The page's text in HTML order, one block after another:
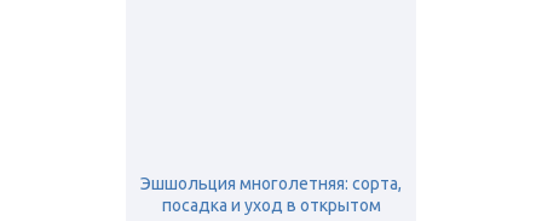
Эшшольция многолетняя: сорта,
посадка и уход в открытом